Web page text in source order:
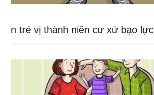
n trẻ vị thành niên cư xử bạo lực